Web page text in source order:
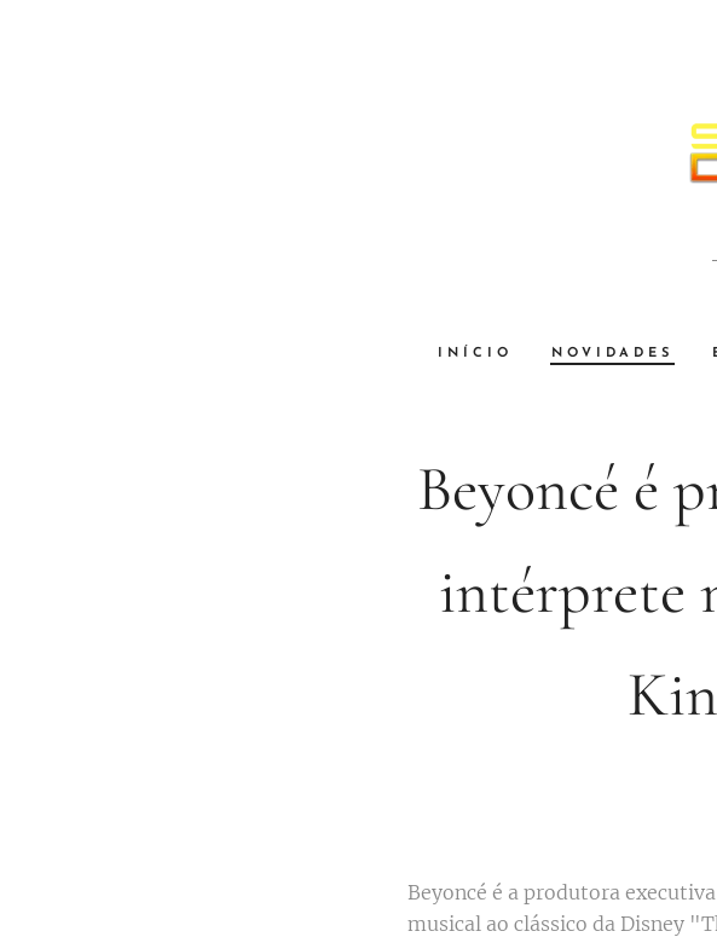
INÍCIO NOVIDADES
Beyoncé é
intérprete
Beyoncé é a produtora
musical ao clássico da Disney